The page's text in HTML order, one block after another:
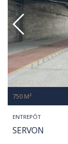
ENTREPÔT
SERVON
750 M²